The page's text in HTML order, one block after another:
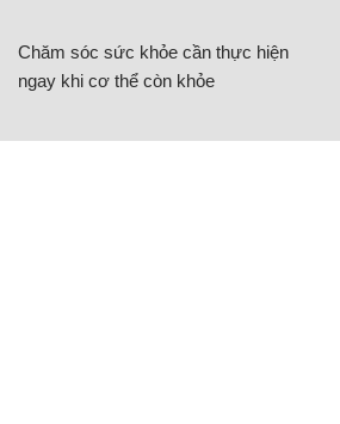
Chăm sóc sức khỏe cần thực hiện
ngay khi cơ thể còn khỏe